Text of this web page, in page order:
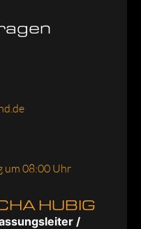
um 08:00 Uhr
HUBIG
/